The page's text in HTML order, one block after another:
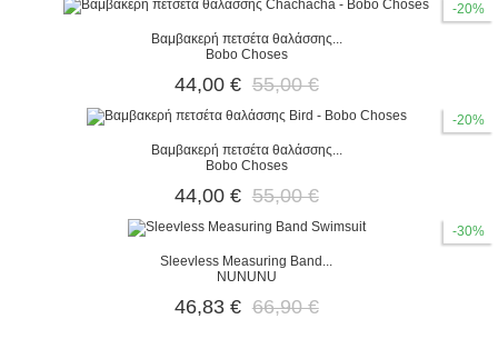
-20%
Βαμβακερή πετσέτα θαλάσσης...
Bobo Choses
44,00 € 55,00 €
-20%
Βαμβακερή πετσέτα θαλάσσης...
Bobo Choses
44,00 € 55,00 €
-30%
Sleevless Measuring Band...
NUNUNU
46,83 € 66,90 €